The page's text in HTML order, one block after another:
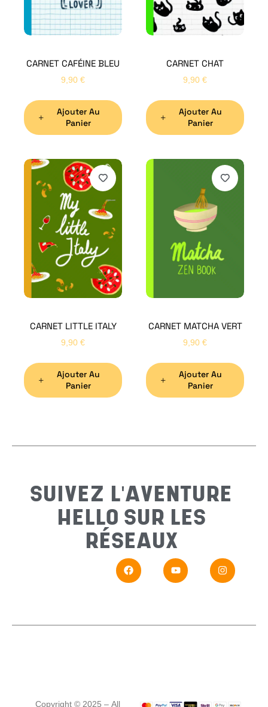
CARNET CAFÉINE BLEU
9,90 €
Ajouter Au
Panier
CARNET CHAT
9,90 €
Ajouter Au
Panier
CARNET LITTLE ITALY
9,90 €
Ajouter Au
Panier
CARNET MATCHA VERT
9,90 €
Ajouter Au
Panier
SUIVEZ L'AVENTURE
HELLO SUR LES
RÉSEAUX
Copyright © 2025 – All